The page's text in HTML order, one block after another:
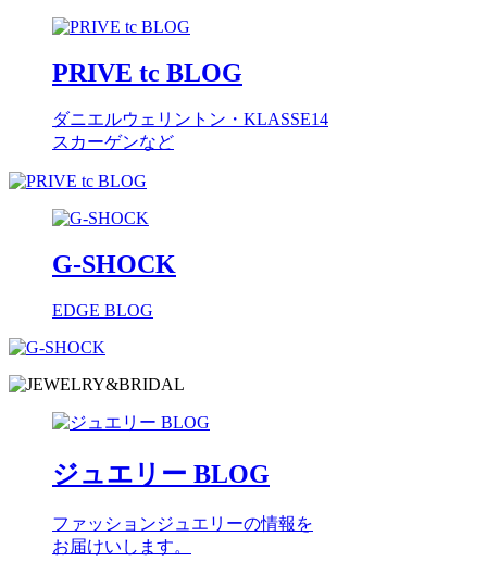
PRIVE tc BLOG
ダニエルウェリントン・KLASSE14
スカーゲンなど
G-SHOCK
EDGE BLOG
ジュエリー BLOG
ファッションジュエリーの情報を
お届けいします。